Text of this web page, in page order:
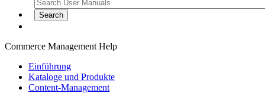
Commerce Management Help
Einführung
Kataloge und Produkte
Content-Management